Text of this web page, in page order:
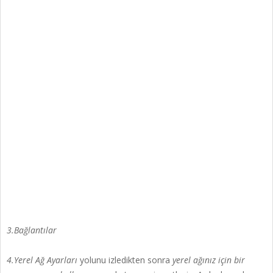
3.Bağlantılar
4.Yerel Ağ Ayarları yolunu izledikten sonra yerel ağınız için bir